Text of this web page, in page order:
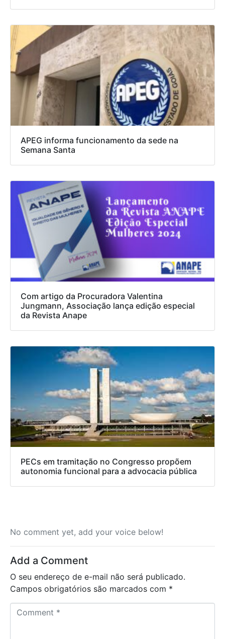
APEG informa funcionamento da sede na
Semana Santa
Com artigo da Procuradora Valentina
Jungmann, Associação lança edição especial
da Revista Anape
PECs em tramitação no Congresso propõem
autonomia funcional para a advocacia pública
No comment yet, add your voice below!
Add a Comment
O seu endereço de e-mail não será publicado.
Campos obrigatórios são marcados com *